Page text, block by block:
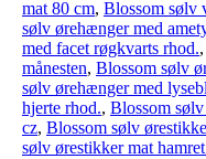
mat 80 cm, Blossom sølv
sølv ørehænger med
med facet røgkvarts rhod.,
månesten, Blossom sølv
sølv ørehænger med
hjerte rhod., Blossom
cz, Blossom sølv
sølv ørestikker mat